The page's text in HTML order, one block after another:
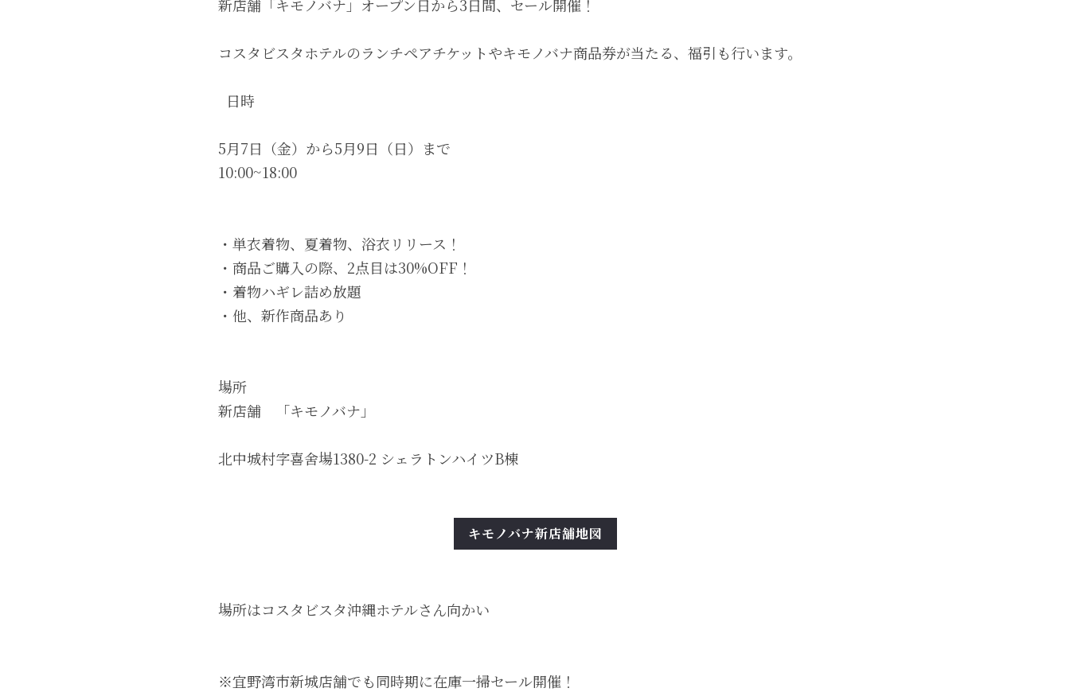
コスタビスタホテルのランチペアチケットやキモノバナ商品券が当たる、福引も行います。
5月7日（金）から5月9日（日）まで
・単衣着物、夏着物、浴衣リリース！
・商品ご購入の際、2点目は30%OFF！
・着物ハギレ詰め放題
場所
北中城村字喜舍場1380-2 シェラトンハイツB棟
キモノバナ新店舗地図
※宜野湾市新城店舗でも同時期に在庫一掃セール開催！